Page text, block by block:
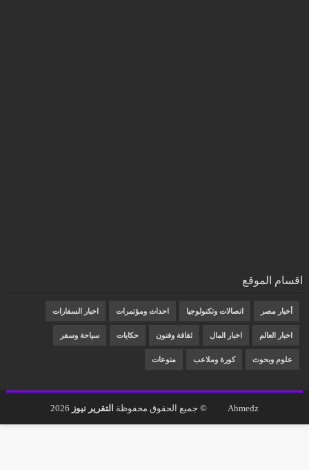
اقسام الموقع
أخبار مصر اتصالات وتكنولوجيا احداث ومؤتمرات اخبار السفارات
اخبار العالم اخبار المال ثقافة وفنون حكايات سياحة وسفر
علوم وبحوث كورة وملاعب منوعات
Ahmedz © جميع الحقوق محفوظة التقرير نيوز 2026